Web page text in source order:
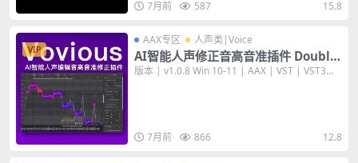
7月前 587 15.8
VIP
AAX专区 人声类|Voice
AI智能人声修正音高音准插件 Double
Pi Vovious v1.0.8 [WiN+MAC]
版本 | v1.0.8 Win 10-11 | AAX | VST | VST3...
7月前 866 12.8